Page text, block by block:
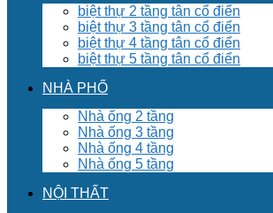
biệt thự 2 tầng tân cổ điển
biệt thự 3 tầng tân cổ điển
biệt thự 4 tầng tân cổ điển
biệt thự 5 tầng tân cổ điển
NHÀ PHỐ
Nhà ống 2 tầng
Nhà ống 3 tầng
Nhà ống 4 tầng
Nhà ống 5 tầng
NỘI THẤT